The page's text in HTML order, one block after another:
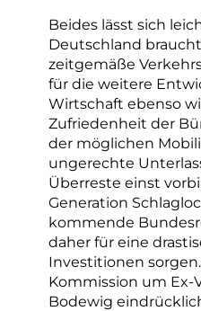
Beides lässt sich
Deutschland
zeitgemäße
für die weitere
Wirtschaft ebenso
Zufriedenheit der
der möglichen
ungerechte
Überreste einst
Generation
kommende
daher für eine
Investitionen
Kommission um Ex-
Bodewig